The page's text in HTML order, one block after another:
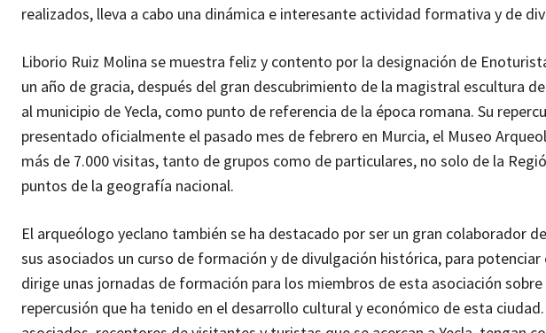
realizados, lleva a cabo una dinámica e interesante actividad formativa y de
Liborio Ruiz Molina se muestra feliz y contento por la designación de
un año de gracia, después del gran descubrimiento de la magistral escultura
al municipio de Yecla, como punto de referencia de la época romana. Su
presentado oficialmente el pasado mes de febrero en Murcia, el Museo
más de 7.000 visitas, tanto de grupos como de particulares, no solo de la
puntos de la geografía nacional.
El arqueólogo yeclano también se ha destacado por ser un gran colaborador
sus asociados un curso de formación y de divulgación histórica, para
dirige unas jornadas de formación para los miembros de esta asociación
repercusión que ha tenido en el desarrollo cultural y económico de esta